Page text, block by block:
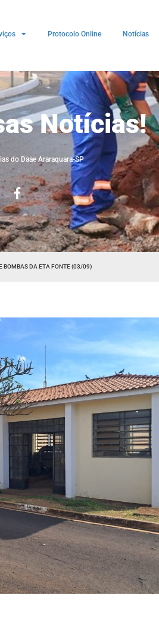
Protocolo Online Notícias
Notícias!
do Daae Araraquara-SP
BOMBAS DA ETA FONTE (03/09)